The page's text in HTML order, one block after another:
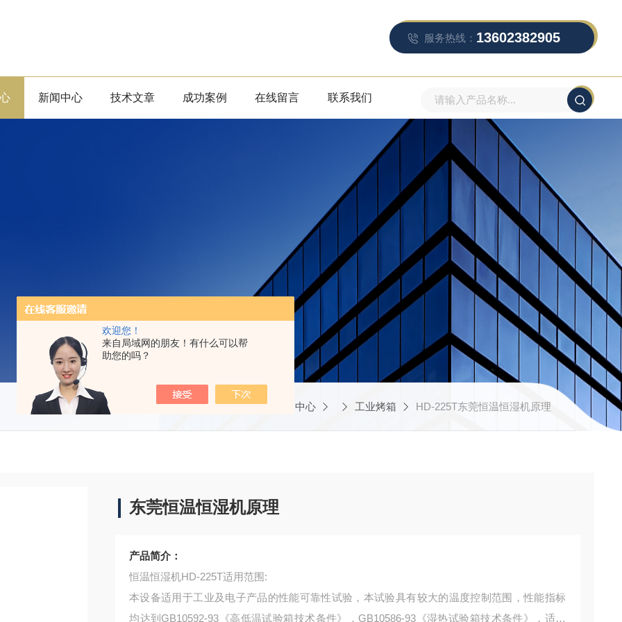
欢迎您！
来自局域网的朋友！有什么可以帮
助您的吗？
服务热线： 13602382905
新闻中心 技术文章 成功案例 在线留言 联系我们
当前位置：首页 产品中心 工业烤箱 HD-225T东莞恒温恒湿机原理
东莞恒温恒湿机原理
产品简介：
恒温恒湿机HD-225T适用范围:
本设备适用于工业及电子产品的性能可靠性试验，本试验具有较大的温度控制范围，性能指标
均达到GB10592-93《高低温试验箱技术条件》，GB10586-93《湿热试验箱技术条件》，适用